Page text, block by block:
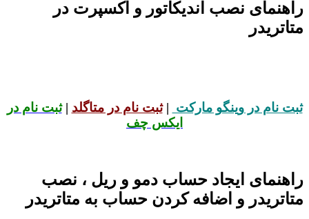
راهنمای نصب اندیکاتور و اکسپرت در
متاتریدر
ثبت نام در وینگو مارکت |ثبت نام در متاگلد |ثبت نام در
ایکس چف
راهنمای ایجاد حساب دمو و ریل ، نصب
متاتریدر و اضافه کردن حساب به متاتریدر